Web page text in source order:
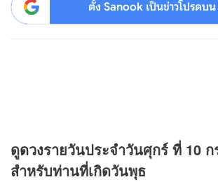
ตั้ง Sanook เป็นข่าวโปรดบ
ดูดวงรายวันประจำวันศุกร์ ที่ 10
สำหรับท่านที่เกิดวันพุธ